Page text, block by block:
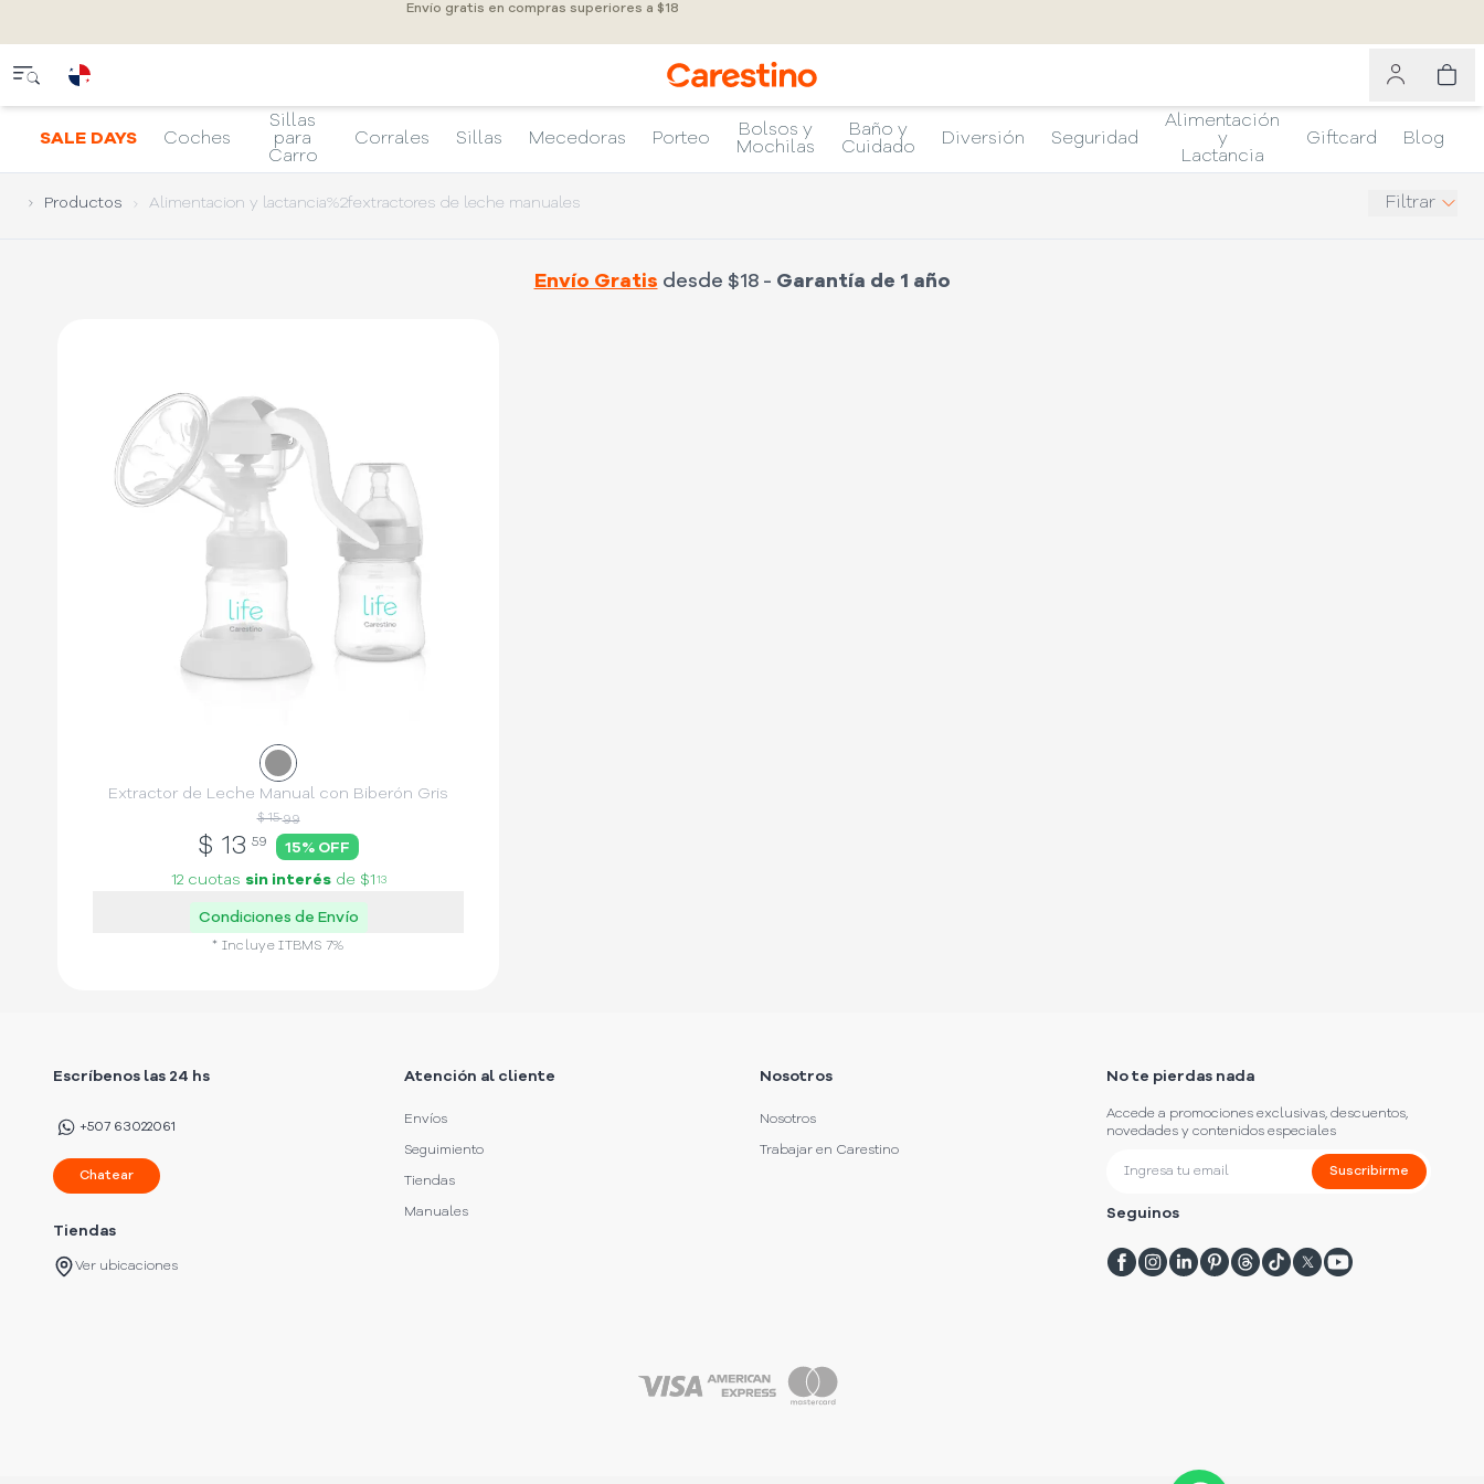
Envío gratis en compras superiores a $18
SALE DAYS Coches
Sillas
para
Carro
Corrales Sillas Mecedoras Porteo
Bolsos y
Mochilas
Baño y
Cuidado
Diversión Seguridad
Alimentación
y
Lactancia
Giftcard Blog
Productos Alimentacion y lactancia%2fextractores de leche manuales Filtrar
Envío Gratis desde $18 - Garantía de 1 año
Extractor de Leche Manual con Biberón Gris
$ 15 99
$ 13 59 15% OFF
12 cuotas sin interésde $1 13
Condiciones de Envío
* IncluyeITBMS 7%
Escríbenos las 24 hs
+507 63022061
Chatear
Tiendas
Ver ubicaciones
Atención al cliente
Envíos
Seguimiento
Tiendas
Manuales
Nosotros
Nosotros
Trabajar en Carestino
No te pierdas nada
Accede a promociones exclusivas, descuentos,
novedades y contenidos especiales
Suscribirme
Seguinos